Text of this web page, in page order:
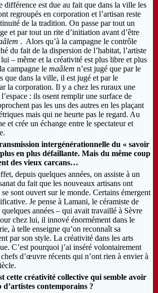
différence est due au fait que dans la ville les
regroupés en corporation et l’artisan reste
de la tradition. On passe par tout un
et par tout un rite d’initiation avant d’être
. Alors qu’à la campagne le contrôle
du fait de la dispersion de l’habitat, l’artiste
– même et la créativité est plus libre et plus
campagne le maâlem n’est jugé que par le
que dans la ville, il est jugé et par le
la corporation. Il y a chez les ruraux une
: ils osent remplir une surface de
pas les uns des autres en les plaçant
mais qui ne heurte pas le regard. Au
et crée un échange entre le spectateur et
intergénérationnelle du « savoir
en plus défaillante. Mais du même coup
des vieux carcans…
depuis quelques années, on assiste à un
du fait que les nouveaux artisans ont
sont ouvert sur le monde. Certains émergent
Je pense à Lamani, le céramiste de
années – qui avait travaillé à Sèvre
chez lui, il innové énormément dans le
à telle enseigne qu’on reconnaît sa
par son style. La créativité dans les arts
C’est pourquoi j’ai inséré volontairement
d’œuvre récents qui n’ont rien à envier à
cette créativité collective qui semble avoir
contemporains ?